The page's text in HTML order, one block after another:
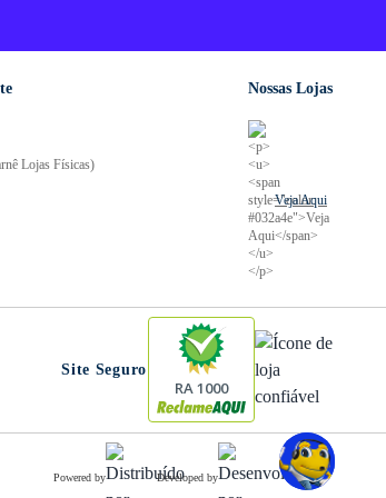
Lojas Físicas)
Nossas Lojas
Veja Aqui
Site Seguro
RA 1000
Powered by Developed by